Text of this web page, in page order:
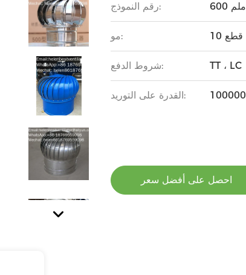
رقم النموذج: 600 ملم
مو: 10 قطع
شروط الدفع: TT ، LC
القدرة على التوريد:
احصل على أفضل سعر